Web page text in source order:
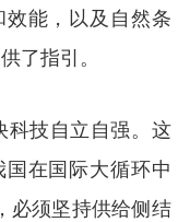
能，以及自然条
了指引。
科技自立自强。这
在国际大循环中
必须坚持供给侧结